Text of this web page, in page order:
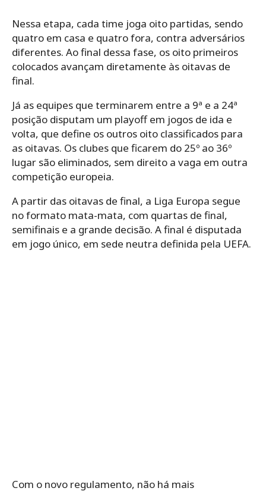
Nessa etapa, cada time joga oito partidas, sendo
quatro em casa e quatro fora, contra adversários
diferentes. Ao final dessa fase, os oito primeiros
colocados avançam diretamente às oitavas de
final.
Já as equipes que terminarem entre a 9ª e a 24ª
posição disputam um playoff em jogos de ida e
volta, que define os outros oito classificados para
as oitavas. Os clubes que ficarem do 25º ao 36º
lugar são eliminados, sem direito a vaga em outra
competição europeia.
A partir das oitavas de final, a Liga Europa segue
no formato mata-mata, com quartas de final,
semifinais e a grande decisão. A final é disputada
em jogo único, em sede neutra definida pela UEFA.
Com o novo regulamento, não há mais